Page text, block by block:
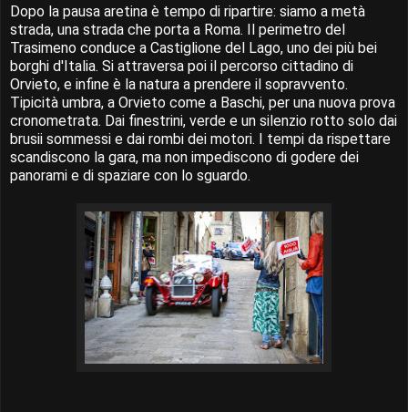
Dopo la pausa aretina è tempo di ripartire: siamo a metà
strada, una strada che porta a Roma. Il perimetro del
Trasimeno conduce a Castiglione del Lago, uno dei più bei
borghi d'Italia. Si attraversa poi il percorso cittadino di
Orvieto, e infine è la natura a prendere il sopravvento.
Tipicità umbra, a Orvieto come a Baschi, per una nuova prova
cronometrata. Dai finestrini, verde e un silenzio rotto solo dai
brusii sommessi e dai rombi dei motori. I tempi da rispettare
scandiscono la gara, ma non impediscono di godere dei
panorami e di spaziare con lo sguardo.